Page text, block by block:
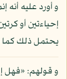
و أورد عليه أنه
إحياءتين أو
يحتمل ذلك كما
و قولهم: «فهل